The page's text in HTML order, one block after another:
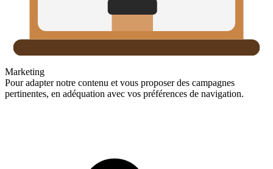
Marketing
Pour adapter notre contenu et vous proposer des campagnes
pertinentes, en adéquation avec vos préférences de navigation.